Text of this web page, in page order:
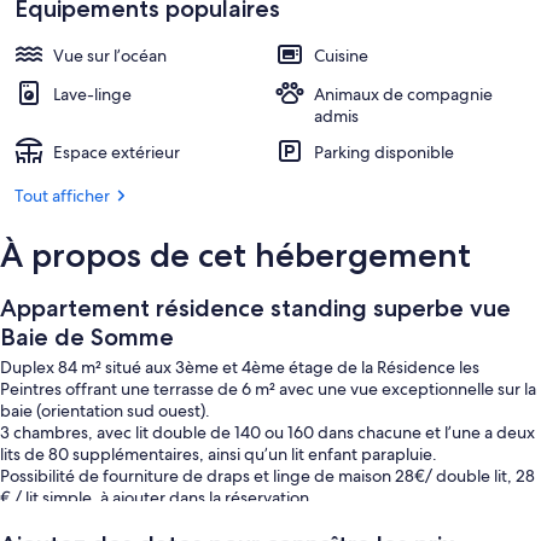
Équipements populaires
Vue sur l’océan
Cuisine
Lave-linge
Animaux de compagnie
admis
Espace extérieur
Parking disponible
Tout afficher
À propos de cet hébergement
Appartement résidence standing superbe vue
Baie de Somme
Duplex 84 m² situé aux 3ème et 4ème étage de la Résidence les
Peintres offrant une terrasse de 6 m² avec une vue exceptionnelle sur la
baie (orientation sud ouest).
3 chambres, avec lit double de 140 ou 160 dans chacune et l’une a deux
lits de 80 supplémentaires, ainsi qu’un lit enfant parapluie.
Possibilité de fourniture de draps et linge de maison 28€/ double lit, 28
€ / lit simple, à ajouter dans la réservation.